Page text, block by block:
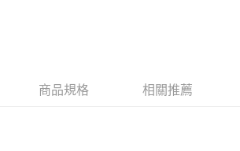
商品規格 相關推薦